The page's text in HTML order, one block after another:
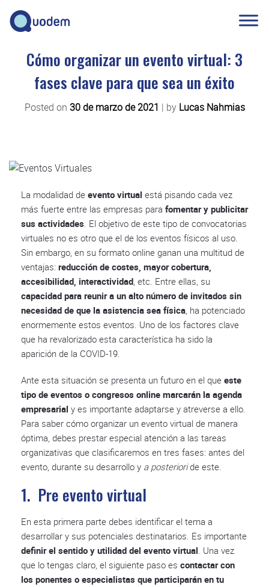
Cómo organizar un evento virtual: 3
fases clave para que sea un éxito
Posted on 30 de marzo de 2021 | by Lucas Nahmias
La modalidad de evento virtual está pisando cada vez
más fuerte entre las empresas para fomentar y publicitar
sus actividades . El objetivo de este tipo de convocatorias
virtuales no es otro que el de los eventos físicos al uso.
Sin embargo, en su formato online ganan una multitud de
ventajas: reducción de costes, mayor cobertura,
accesibilidad, interactividad , etc. Entre ellas, su
capacidad para reunir a un alto número de invitados sin
necesidad de que la asistencia sea física , ha potenciado
enormemente estos eventos. Uno de los factores clave
que ha revalorizado esta característica ha sido la
aparición de la COVID-19.
Ante esta situación se presenta un futuro en el que este
tipo de eventos o congresos online marcarán la agenda
empresarial y es importante adaptarse y atreverse a ello.
Para saber cómo organizar un evento virtual de manera
óptima, debes prestar especial atención a las tareas
organizativas que clasificaremos en tres fases: antes del
evento, durante su desarrollo y a posterioride este.
1. Pre evento virtual
En esta primera parte debes identificar el tema a
desarrollar y sus potenciales destinatarios. Es importante
definir el sentido y utilidad del evento virtual . Una vez
que lo tengas claro, el siguiente paso es contactar con
los ponentes o especialistas que participarán en tu